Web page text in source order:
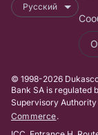
Русский
© 1998-2026
Bank SA is regulated
Supervisory Authority
Commerce.